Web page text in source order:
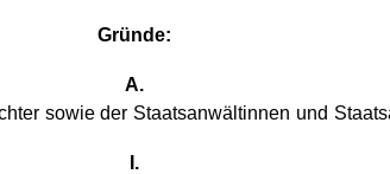
Gründe:
A.
sowie der Staatsanwältinnen und
I.